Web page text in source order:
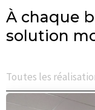
À chaque
solution
Toutes les